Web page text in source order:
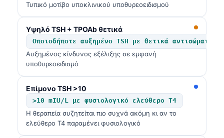
Τυπικό μοτίβο υποκλινικού υποθυρεοειδισμού
Υψηλό TSH + TPOAb θετικά
Οποιοδήποτε αυξημένο TSH με θετικά αντισώματα
Αυξημένος κίνδυνος εξέλιξης σε εμφανή
υποθυρεοειδισμό
Επίμονο TSH >10
>10 mIU/L με φυσιολογικό ελεύθερο T4
Η θεραπεία συζητείται πιο συχνά ακόμη κι αν το
ελεύθερο T4 παραμένει φυσιολογικό
Русский
Lietuvių kalba
Polski
한국어
Slovenščina
Magyar
Shqip